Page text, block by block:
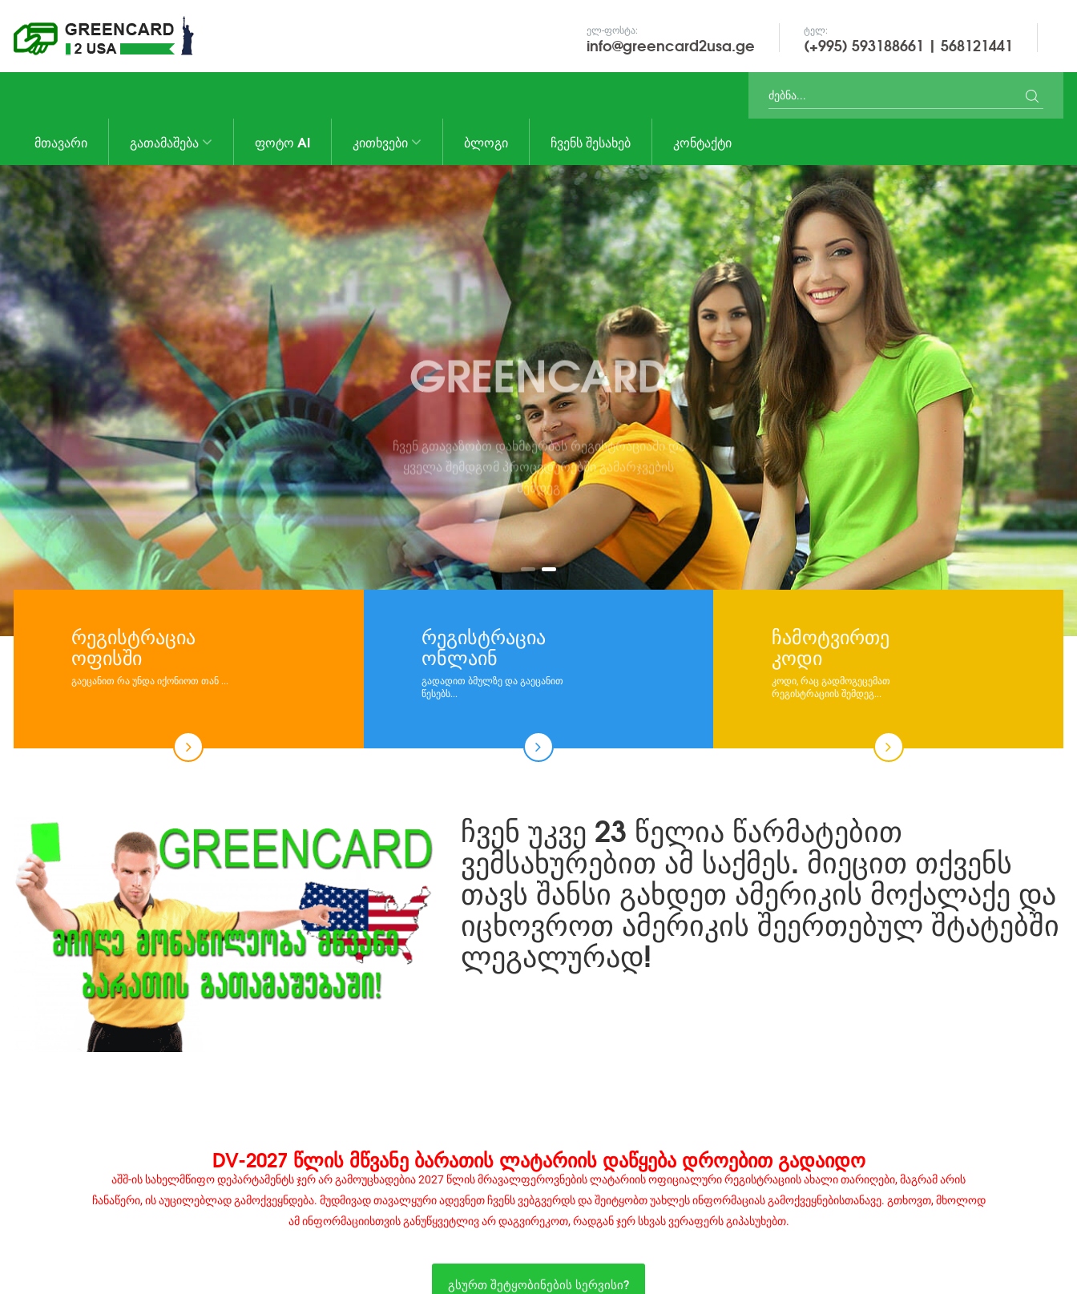
ᲔᲚ-ᲤᲝᲡᲢᲐ:
info@greencard2usa.ge
ᲢᲔᲚ:
(+995) 593188661 | 568121441
ᲛᲗᲐᲕᲐᲠᲘ ᲒᲐᲗᲐᲛᲐᲨᲔᲑᲐ ᲤᲝᲢᲝ AI ᲙᲘᲗᲮᲕᲔᲑᲘ ᲑᲚᲝᲒᲘ ᲩᲕᲔᲜᲡ ᲨᲔᲡᲐᲮᲔᲑ ᲙᲝᲜᲢᲐᲥᲢᲘ
GREENCARD
ჩვენ გთავაზობთ დახმაერბას რეგისტრაციაში და
ყველა შემდგომ პროცედურებში გამარჯვების
შემდეგ
ᲠᲔᲒᲘᲡᲢᲠᲐᲪᲘᲐ
ᲝᲤᲘᲡᲨᲘ
გაეცანით რა უნდა იქონიოთ თან ...
ᲠᲔᲒᲘᲡᲢᲠᲐᲪᲘᲐ
ᲝᲜᲚᲐᲘᲜ
გადადით ბმულზე და გაეცანით
წესებს...
ᲩᲐᲛᲝᲢᲕᲘᲠᲗᲔ
ᲙᲝᲓᲘ
კოდი, რაც გადმოგეცემათ
რეგისტრაციის შემდეგ...
ᲩᲕᲔᲜ ᲣᲙᲕᲔ 23 ᲬᲔᲚᲘᲐ ᲬᲐᲠᲛᲐᲢᲔᲑᲘᲗ
ᲕᲔᲛᲡᲐᲮᲣᲠᲔᲑᲘᲗ ᲐᲛ ᲡᲐᲥᲛᲔᲡ. ᲛᲘᲔᲪᲘᲗ ᲗᲥᲕᲔᲜᲡ
ᲗᲐᲕᲡ ᲨᲐᲜᲡᲘ ᲒᲐᲮᲓᲔᲗ ᲐᲛᲔᲠᲘᲙᲘᲡ ᲛᲝᲥᲐᲚᲐᲥᲔ ᲓᲐ
ᲘᲪᲮᲝᲕᲠᲝᲗ ᲐᲛᲔᲠᲘᲙᲘᲡ ᲨᲔᲔᲠᲗᲔᲑᲣᲚ ᲨᲢᲐᲢᲔᲑᲨᲘ
ᲚᲔᲒᲐᲚᲣᲠᲐᲓ!
DV-2027 ᲬᲚᲘᲡ ᲛᲬᲕᲐᲜᲔ ᲑᲐᲠᲐᲗᲘᲡ ᲚᲐᲢᲐᲠᲘᲘᲡ ᲓᲐᲬᲧᲔᲑᲐ ᲓᲠᲝᲔᲑᲘᲗ ᲒᲐᲓᲐᲘᲓᲝ
აშშ-ის სახელმწიფო დეპარტამენტს ჯერ არ გამოუცხადებია 2027 წლის მრავალფეროვნების ლატარიის ოფიციალური რეგისტრაციის ახალი თარიღები, მაგრამ არის
ჩანაწერი, ის აუცილებლად გამოქვეყნდება. მუდმივად თავალყური ადევნეთ ჩვენს ვებგვერდს და შეიტყობთ უახლეს ინფორმაციას გამოქვეყნებისთანავე. გთხოვთ, მხოლოდ
ამ ინფორმაციისთვის განუწყვეტლივ არ დაგვირეკოთ, რადგან ჯერ სხვას ვერაფერს გიპასუხებთ.
გსურთ შეტყობინების სერვისი?